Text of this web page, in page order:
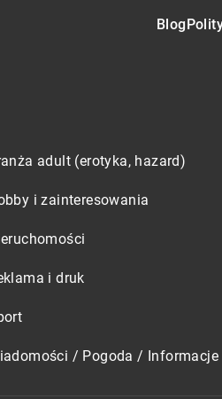
Blog
adult (erotyka, hazard)
i zainteresowania
i druk
/ Pogoda / Informacje